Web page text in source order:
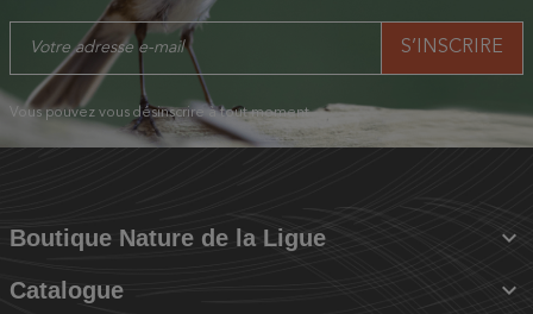
Vous pouvez vous désinscrire à tout moment.
Boutique Nature de la Ligue 
Catalogue 